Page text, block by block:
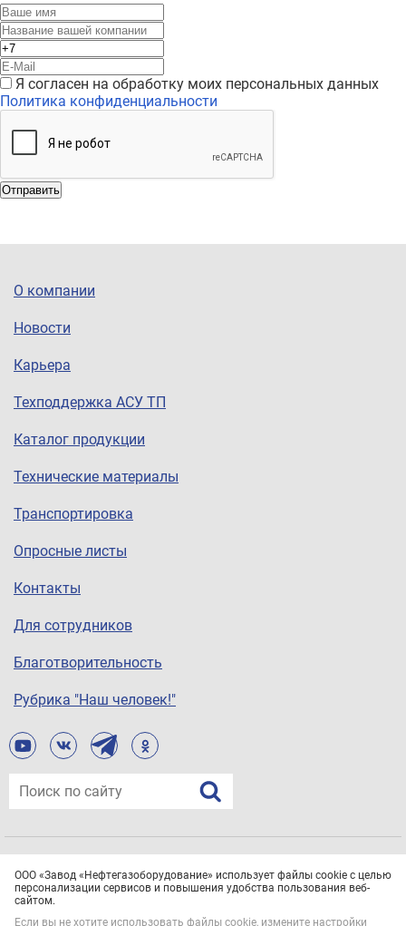
Я согласен на обработку моих персональных данных
Политика конфиденциальности
Отправить
О компании
Новости
Карьера
Техподдержка АСУ ТП
Каталог продукции
Технические материалы
Транспортировка
Опросные листы
Контакты
Для сотрудников
Благотворительность
Рубрика "Наш человек!"
Все права защищены.Политика конфиденциальности
ООО «Завод «Нефтегазоборудование» использует файлы cookie с целью
персонализации сервисов и повышения удобства пользования веб-
сайтом.
Если вы не хотите использовать файлы cookie, измените настройки